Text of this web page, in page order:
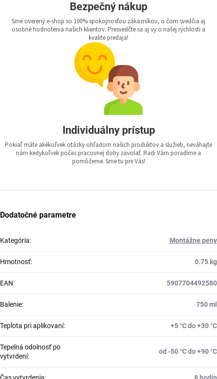
Bezpečný nákup
Sme overený e-shop so 100% spokojnosťou zákazníkov, o čom svedčia aj
osobné hodnotenia našich klientov. Presvedčte sa aj vy o našej rýchlosti a
kvalite predaja!
Individuálny prístup
Pokiaľ máte akékoľvek otázky ohľadom našich produktov a služieb, neváhajte
nám kedykoľvek počas pracovnej doby zavolať. Radi Vám poradíme a
pomôžeme. Sme tu pre Vás!
Dodatočné parametre
Kategória: Montážne peny
Hmotnosť: 0.75 kg
EAN: 5907704492580
Balenie: 750 ml
Teplota pri aplikovaní: +5 °C do +30 °C
Tepelná odolnosť po
vytvrdení:
od -50 °C do +90 °C